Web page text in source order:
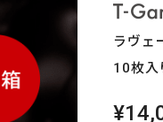
ラヴェ
10枚入